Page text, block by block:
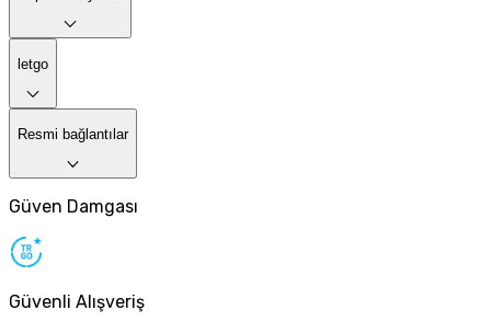
letgo
Resmi bağlantılar
Güven Damgası
Güvenli Alışveriş